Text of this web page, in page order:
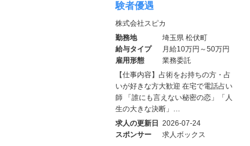
験者優遇
株式会社スピカ
勤務地
埼玉県 松伏町
給与タイプ
月給10万円～50万円
雇用形態
業務委託
【仕事内容】占術をお持ちの方・占
いが好きな方大歓迎 在宅で電話占い
師 「誰にも言えない秘密の恋」「人
生の大きな決断」…
求人の更新日
2026-07-24
スポンサー
求人ボックス